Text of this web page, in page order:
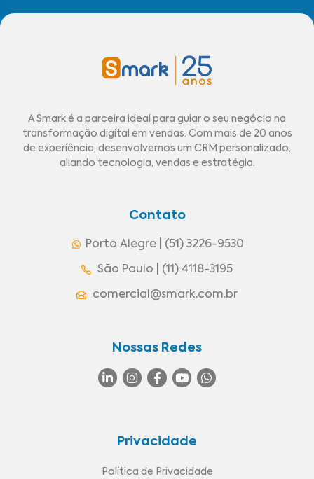
A Smark é a parceira ideal para guiar o seu negócio na
transformação digital em vendas. Com mais de 20 anos
de experiência, desenvolvemos um CRM personalizado,
aliando tecnologia, vendas e estratégia.
Contato
Porto Alegre | (51) 3226-9530
São Paulo | (11) 4118-3195
comercial@smark.com.br
Nossas Redes
Privacidade
Política de Privacidade